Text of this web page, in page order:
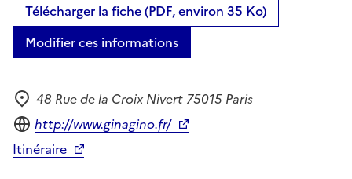
Télécharger la fiche (PDF, environ 35 Ko)
Modifier ces informations
Adresse
48 Rue de la Croix Nivert 75015 Paris
Site internet
http://www.ginagino.fr/
Itinéraire